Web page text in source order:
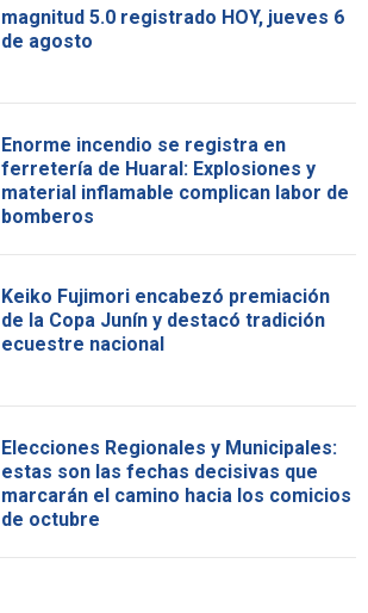
magnitud 5.0 registrado HOY, jueves 6
de agosto
Enorme incendio se registra en
ferretería de Huaral: Explosiones y
material inflamable complican labor de
bomberos
Keiko Fujimori encabezó premiación
de la Copa Junín y destacó tradición
ecuestre nacional
Elecciones Regionales y Municipales:
estas son las fechas decisivas que
marcarán el camino hacia los comicios
de octubre